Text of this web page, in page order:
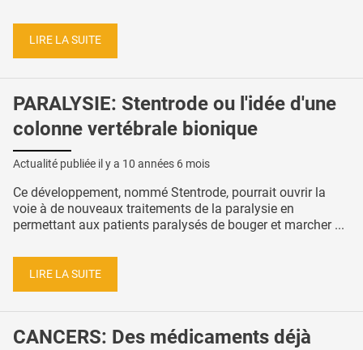
LIRE LA SUITE
PARALYSIE: Stentrode ou l'idée d'une
colonne vertébrale bionique
Actualité publiée il y a 10 années 6 mois
Ce développement, nommé Stentrode, pourrait ouvrir la
voie à de nouveaux traitements de la paralysie en
permettant aux patients paralysés de bouger et marcher ...
LIRE LA SUITE
CANCERS: Des médicaments déjà